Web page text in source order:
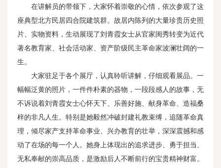
在讲解员的带领下，大家怀着崇敬的心情，依次参观了这
座典型北方民居四合院建筑群。故居内陈列的大量珍贵历史照
片、实物资料，生动展现了刘青霞女士从官家闺秀转变为近代
著名教育家、社会活动家、资产阶级民主革命家波澜壮阔的一
生。
大家驻足于各个展厅，认真聆听讲解，仔细观看展品。一
幅幅泛黄的照片，一件件朴素的器物，一段段感人的故事，无
不诉说着刘青霞女士心怀天下、乐善好施、献身革命、造福桑
梓的非凡人生。特别是她毅然冲破封建礼教束缚，追随革命真
理，倾尽家产支持革命事业、兴办教育的壮举，深深震撼和感
动了在场的每一个人。她身上体现出的追求进步、勇于担当、
无私奉献的崇高品质，是激励后人不断前行的宝贵精神财富。